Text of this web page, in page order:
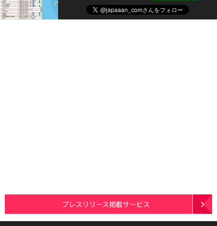
プレスリリース掲載サービス